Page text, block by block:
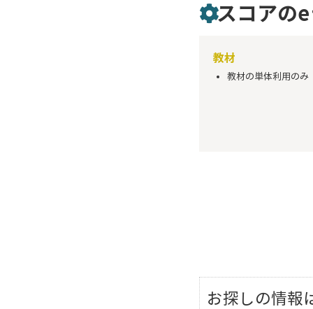
スコアのe
教材
教材の単体利用のみ
お探しの情報